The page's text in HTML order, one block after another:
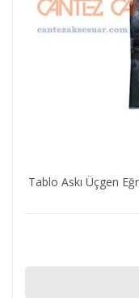
Tablo Askı Üçgen